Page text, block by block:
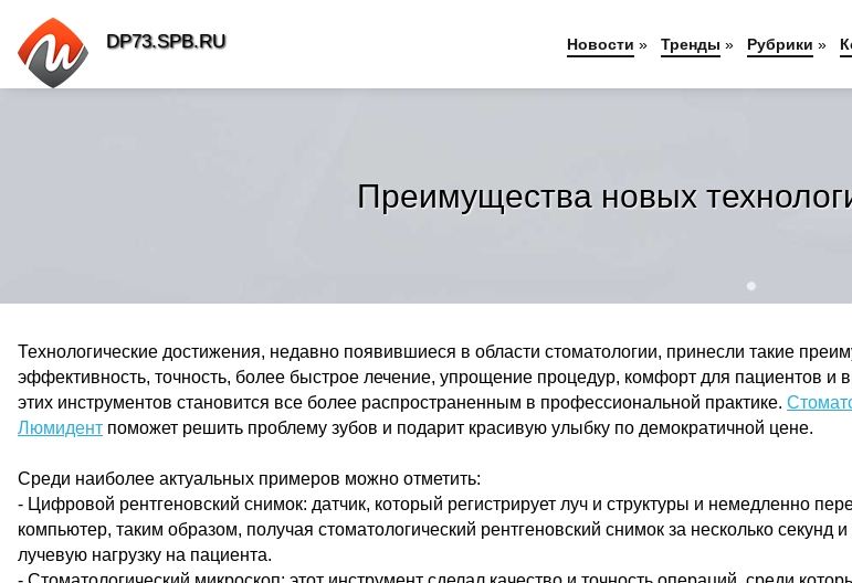
Преимущества новых
Технологические достижения, недавно появившиеся в области стоматологии, принесли такие
эффективность, точность, более быстрое лечение, упрощение процедур, комфорт для пациентов и
этих инструментов становится все более распространенным в профессиональной практике.
Люмидент поможет решить проблему зубов и подарит красивую улыбку по демократичной цене.
Среди наиболее актуальных примеров можно отметить:
- Цифровой рентгеновский снимок: датчик, который регистрирует луч и структуры и немедленно
компьютер, таким образом, получая стоматологический рентгеновский снимок за несколько секунд
лучевую нагрузку на пациента.
DP73.SPB.RU Новости » Тренды » Рубрики »